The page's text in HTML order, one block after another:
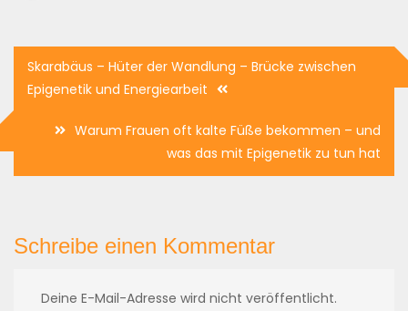
Beitragsnavigation
Skarabäus – Hüter der Wandlung – Brücke zwischen
Epigenetik und Energiearbeit
Warum Frauen oft kalte Füße bekommen – und
was das mit Epigenetik zu tun hat
Schreibe einen Kommentar
Deine E-Mail-Adresse wird nicht veröffentlicht.